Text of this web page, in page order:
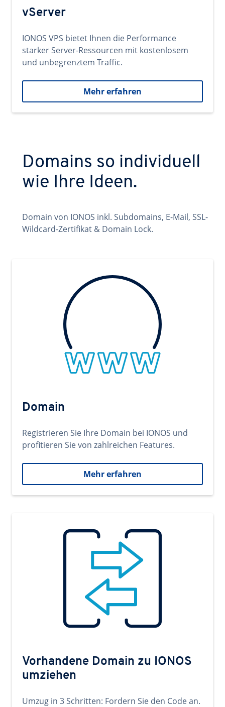
vServer
IONOS VPS bietet Ihnen die Performance
starker Server-Ressourcen mit kostenlosem
und unbegrenztem Traffic.
Mehr erfahren
Domains so individuell
wie Ihre Ideen.
Domain von IONOS inkl. Subdomains, E-Mail, SSL-
Wildcard-Zertifikat & Domain Lock.
Domain
Registrieren Sie Ihre Domain bei IONOS und
profitieren Sie von zahlreichen Features.
Mehr erfahren
Vorhandene Domain zu IONOS
umziehen
Umzug in 3 Schritten: Fordern Sie den Code an.